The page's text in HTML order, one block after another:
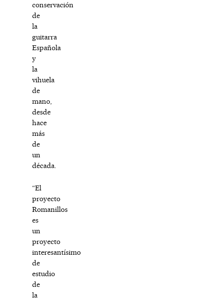
conservación
de
la
guitarra
Española
y
la
vihuela
de
mano,
desde
hace
más
de
un
década.
“El
proyecto
Romanillos
es
un
proyecto
interesantísimo
de
estudio
de
la